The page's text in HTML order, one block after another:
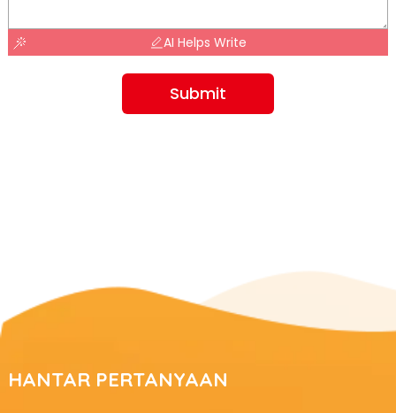
AI Helps Write
Submit
HANTAR PERTANYAAN